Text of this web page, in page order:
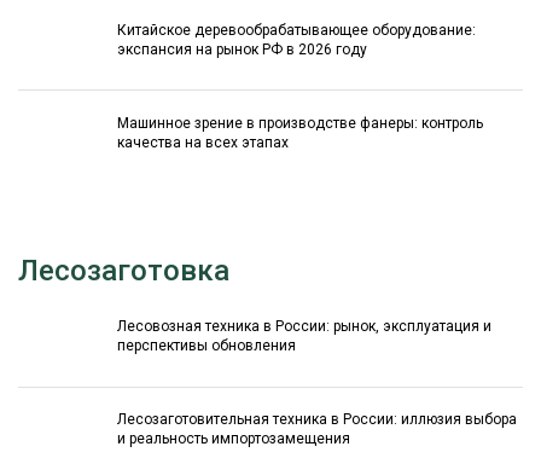
Китайское деревообрабатывающее оборудование:
экспансия на рынок РФ в 2026 году
Машинное зрение в производстве фанеры: контроль
качества на всех этапах
Лесозаготовка
Лесовозная техника в России: рынок, эксплуатация и
перспективы обновления
Лесозаготовительная техника в России: иллюзия выбора
и реальность импортозамещения